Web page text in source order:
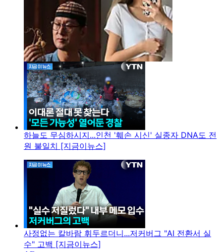
하늘도 무심하시지...인천 '훼손 시신' 실종자 DNA도 전
원 불일치 [지금이뉴스]
사정없는 칼바람 휘두르더니...저커버그 "AI 전환서 실
수" 고백 [지금이뉴스]